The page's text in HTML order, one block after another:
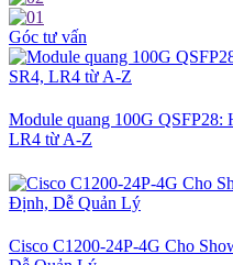
Góc tư vấn
Module quang 100G
LR4 từ A-Z
Cisco C1200-24P-4G Cho